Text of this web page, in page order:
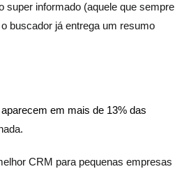
super informado (aquele que sempre
buscador já entrega um resumo
em mais de 13% das
CRM para pequenas empresas